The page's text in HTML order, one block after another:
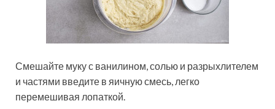
Смешайте муку с ванилином, солью и разрыхлителем
и частями введите в яичную смесь, легко
перемешивая лопаткой.